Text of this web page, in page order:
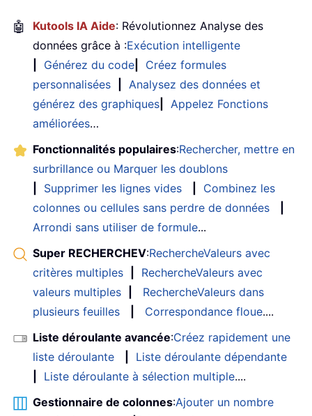
🤖 Kutools IA Aide: Révolutionnez Analyse des
données grâce à :Exécution intelligente
Générez du code
Créez formules
personnalisées
Analysez des données et
générez des graphiques
Appelez Fonctions
améliorées…
Fonctionnalités populaires:Rechercher, mettre en
surbrillance ou Marquer les doublons
Supprimer les lignes vides
Combinez les
colonnes ou cellules sans perdre de données
Arrondi sans utiliser de formule...
Super RECHERCHEV:RechercheValeurs avec
critères multiples
RechercheValeurs avec
valeurs multiples
RechercheValeurs dans
plusieurs feuilles
Correspondance floue....
Liste déroulante avancée:Créez rapidement une
liste déroulante
Liste déroulante dépendante
Liste déroulante à sélection multiple....
Gestionnaire de colonnes:Ajouter un nombre